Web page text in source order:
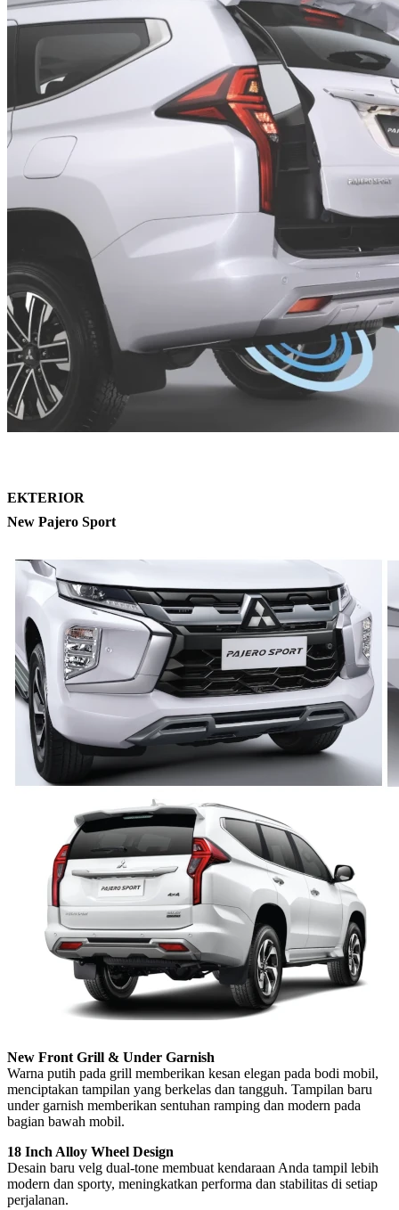
EKTERIOR
New Pajero Sport
New Front Grill & Under Garnish
Warna putih pada grill memberikan kesan elegan pada bodi mobil,
menciptakan tampilan yang berkelas dan tangguh. Tampilan baru
under garnish memberikan sentuhan ramping dan modern pada
bagian bawah mobil.
18 Inch Alloy Wheel Design
Desain baru velg dual-tone membuat kendaraan Anda tampil lebih
modern dan sporty, meningkatkan performa dan stabilitas di setiap
perjalanan.